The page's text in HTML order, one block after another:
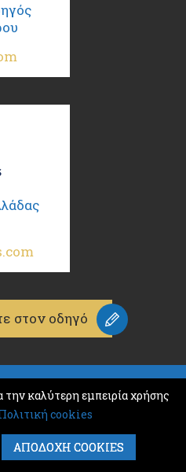
στον οδηγό
132386501000
καλύτερη εμπειρία χρήσης
cookies
ΑΠΟΔΟΧΗ COOKIES